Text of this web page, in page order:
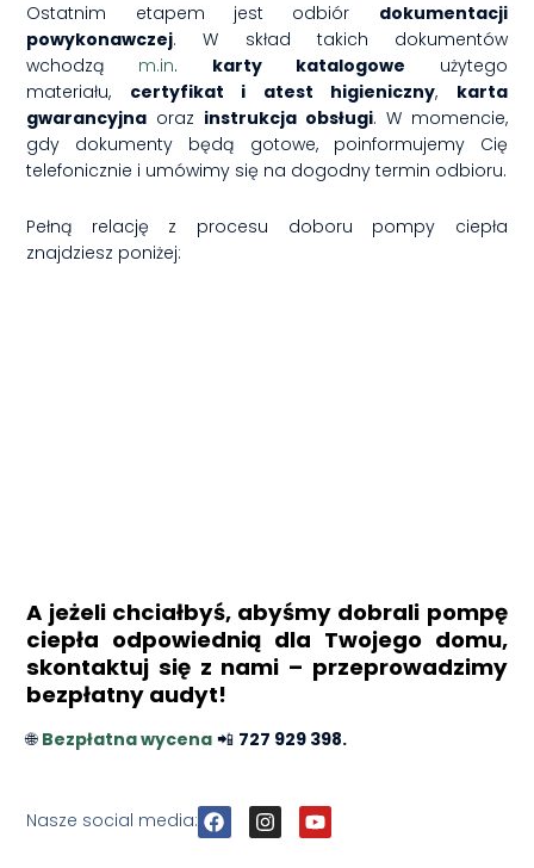
Ostatnim etapem jest odbiór dokumentacji
powykonawczej. W skład takich dokumentów
wchodzą m.in. karty katalogowe użytego
materiału, certyfikat i atest higieniczny, karta
gwarancyjna oraz instrukcja obsługi. W momencie,
gdy dokumenty będą gotowe, poinformujemy Cię
telefonicznie i umówimy się na dogodny termin odbioru.
Pełną relację z procesu doboru pompy ciepła
znajdziesz poniżej:
A jeżeli chciałbyś, abyśmy dobrali pompę
ciepła odpowiednią dla Twojego domu,
skontaktuj się z nami – przeprowadzimy
bezpłatny audyt!
🌐 Bezpłatna wycena 📲 727 929 398.
Nasze social media: F
a
I
n
Y
o